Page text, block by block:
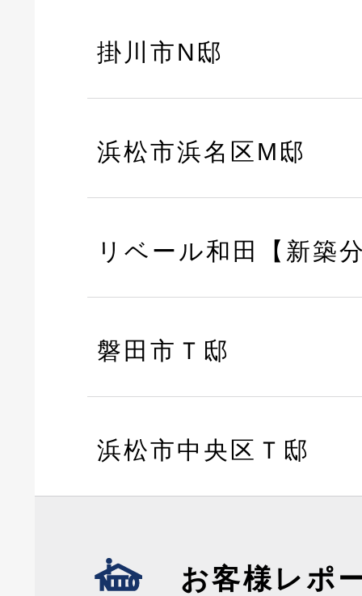
掛川市N邸
浜松市浜名区M邸
リベール和田【新築
磐田市Ｔ邸
浜松市中央区Ｔ邸
お客様レポ